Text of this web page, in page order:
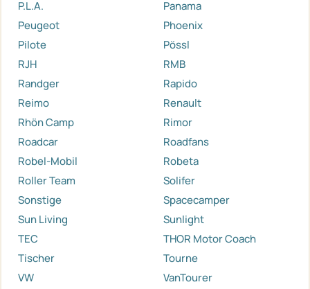
P.L.A.
Panama
Peugeot
Phoenix
Pilote
Pössl
RJH
RMB
Randger
Rapido
Reimo
Renault
Rhön Camp
Rimor
Roadcar
Roadfans
Robel-Mobil
Robeta
Roller Team
Solifer
Sonstige
Spacecamper
Sun Living
Sunlight
TEC
THOR Motor Coach
Tischer
Tourne
VW
VanTourer